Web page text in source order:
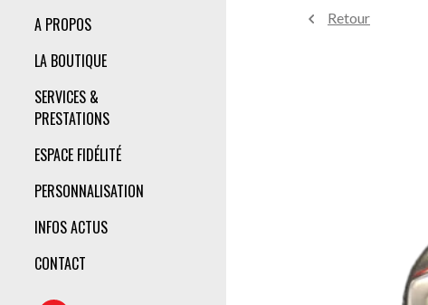
A PROPOS
LA BOUTIQUE
SERVICES &
PRESTATIONS
ESPACE FIDÉLITÉ
PERSONNALISATION
INFOS ACTUS
CONTACT
Retour